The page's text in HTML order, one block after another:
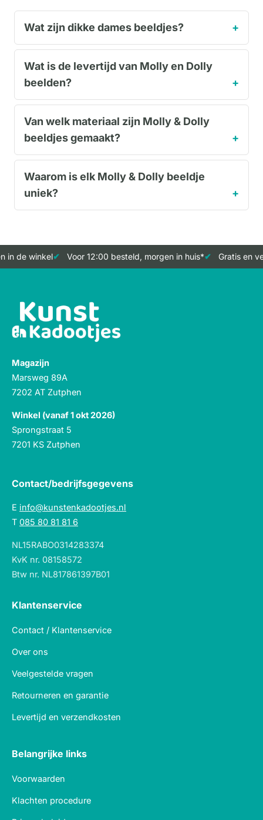
Wat zijn dikke dames beeldjes?
Wat is de levertijd van Molly en Dolly
beelden?
Van welk materiaal zijn Molly & Dolly
beeldjes gemaakt?
Waarom is elk Molly & Dolly beeldje
uniek?
de winkel Voor 12:00 besteld, morgen in huis* Gratis en
Magazijn
Marsweg 89A
7202 AT Zutphen
Winkel (vanaf 1 okt 2026)
Sprongstraat 5
7201 KS Zutphen
Contact/bedrijfsgegevens
E info@kunstenkadootjes.nl
T 085 80 81 81 6
NL15RABO0314283374
KvK nr. 08158572
Btw nr. NL817861397B01
Klantenservice
Contact / Klantenservice
Over ons
Veelgestelde vragen
Retourneren en garantie
Levertijd en verzendkosten
Belangrijke links
Voorwaarden
Klachten procedure